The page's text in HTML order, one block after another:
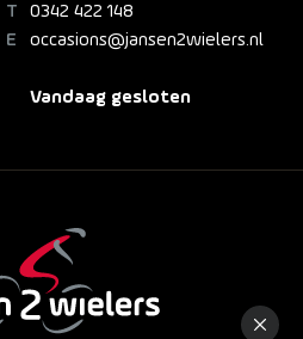
0342 422 148
occasions@jansen2wielers.nl
Vandaag gesloten